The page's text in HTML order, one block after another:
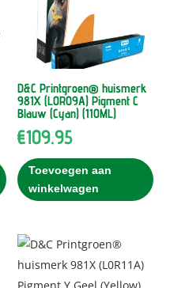
D&C Printgroen® huismerk
981X (L0R09A) Pigment C
Blauw (Cyan) (110ML)
€109.95
Toevoegen aan
winkelwagen